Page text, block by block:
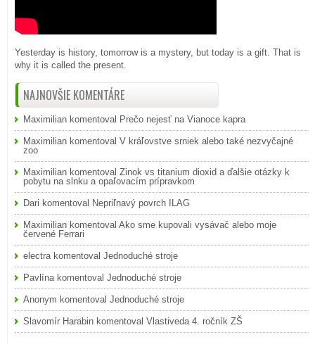
Yesterday is history, tomorrow is a mystery, but today is a gift. That is
why it is called the present.
NAJNOVŠIE KOMENTÁRE
Maximilian komentoval Prečo nejesť na Vianoce kapra
Maximilian komentoval V kráľovstve srniek alebo také nezvyčajné
zoo
Maximilian komentoval Zinok vs titanium dioxid a ďalšie otázky k
pobytu na slnku a opaľovacím prípravkom
Dari komentoval Nepriľnavý povrch ILAG
Maximilian komentoval Ako sme kupovali vysávač alebo moje
červené Ferrari
electrakomentoval Jednoduché stroje
Pavlínakomentoval Jednoduché stroje
Anonym komentoval Jednoduché stroje
Slavomír Harabin komentoval Vlastiveda 4. ročník ZŠ